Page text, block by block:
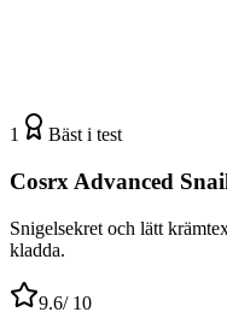
1 Bäst i test
Cosrx Advanced
Snigelsekret och lätt
kladda.
9.6/ 10